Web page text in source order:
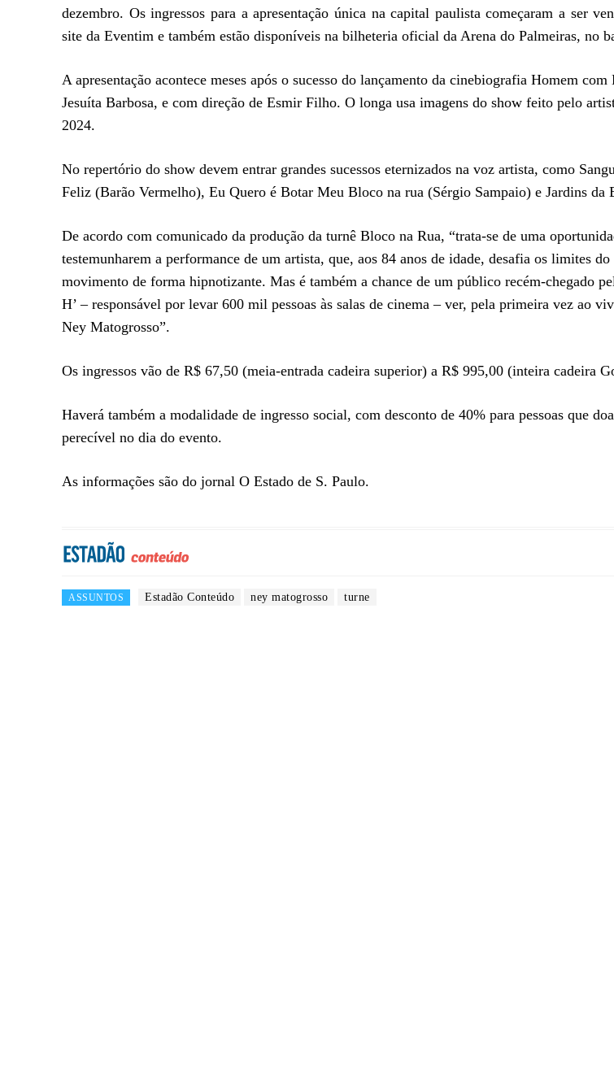
dezembro. Os ingressos para a apresentação única na capital paulista começaram a ser
site da Eventim e também estão disponíveis na bilheteria oficial da Arena do Palmeiras, no
A apresentação acontece meses após o sucesso do lançamento da cinebiografia Homem
Jesuíta Barbosa, e com direção de Esmir Filho. O longa usa imagens do show feito pelo
2024.
No repertório do show devem entrar grandes sucessos eternizados na voz artista, como
Feliz (Barão Vermelho), Eu Quero é Botar Meu Bloco na rua (Sérgio Sampaio) e Jardins da
De acordo com comunicado da produção da turnê Bloco na Rua, “trata-se de uma
testemunharem a performance de um artista, que, aos 84 anos de idade, desafia os limites
movimento de forma hipnotizante. Mas é também a chance de um público recém-chegado
H’ – responsável por levar 600 mil pessoas às salas de cinema – ver, pela primeira vez ao
Ney Matogrosso”.
Os ingressos vão de R$ 67,50 (meia-entrada cadeira superior) a R$ 995,00 (inteira cadeira
Haverá também a modalidade de ingresso social, com desconto de 40% para pessoas que
perecível no dia do evento.
As informações são do jornal O Estado de S. Paulo.
ASSUNTOS Estadão Conteúdo ney matogrosso turne